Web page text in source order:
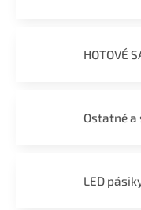
HOTOVÉ
Ostatné a
LED